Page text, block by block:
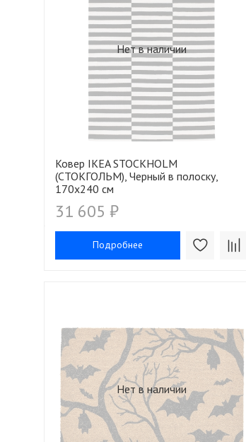
Нет в наличии
Ковер IKEA STOCKHOLM
(СТОКГОЛЬМ), Черный в полоску,
170х240 см
31 605 ₽
Подробнее
Нет в наличии